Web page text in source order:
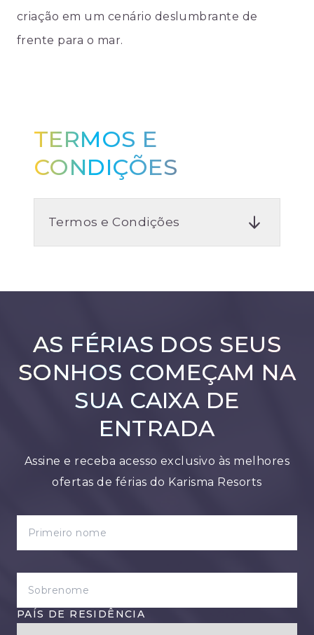
criação em um cenário deslumbrante de
frente para o mar.
TERMOS E
CONDIÇÕES
Termos e Condições
AS FÉRIAS DOS SEUS
SONHOS COMEÇAM NA
SUA CAIXA DE
ENTRADA
Assine e receba acesso exclusivo às melhores
ofertas de férias do Karisma Resorts
PAÍS DE RESIDÊNCIA